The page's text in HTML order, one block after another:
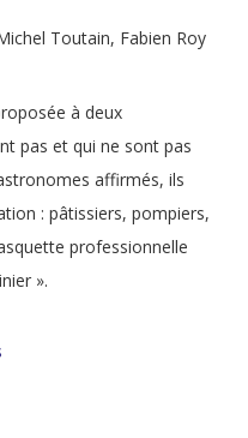
Toutain, Fabien Roy
à deux
pas et qui ne sont pas
affirmés, ils
: pâtissiers, pompiers,
professionnelle
».